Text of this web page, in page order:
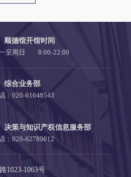
顺德馆开馆时间
至周日 8:00-22:00
综合业务部
：020-61648543
决策与知识产权信息服务部
：020-62789012
1023-1063号